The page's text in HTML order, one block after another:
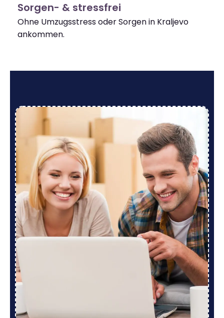
Sorgen- & stressfrei
Ohne Umzugsstress oder Sorgen in Kraljevo
ankommen.